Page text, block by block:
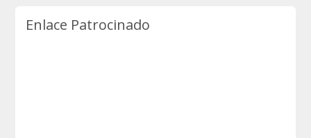
Enlace Patrocinado